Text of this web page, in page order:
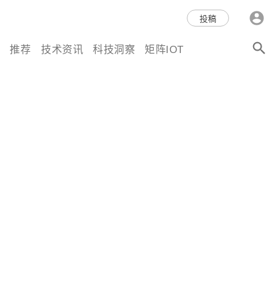
科技互联网,科技,资讯,动态,洞
察,量子,计算,AI,人工智能,机器
投稿
推荐 技术资讯 科技洞察 矩阵IOT